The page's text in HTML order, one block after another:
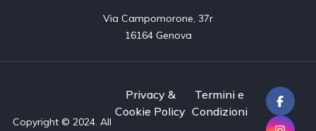
Via Campomorone, 37r
16164 Genova
Copyright © 2024. All
Privacy &
Cookie Policy
Termini e
Condizioni